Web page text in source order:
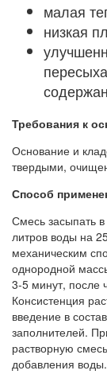
малая
низкая
Требования к
Основание и
твердыми,
Способ
Смесь засыпать
литров воды на
механическим
однородной
3-5 минут, после
Консистенция
введение в
заполнителей.
растворную
добавления воды.